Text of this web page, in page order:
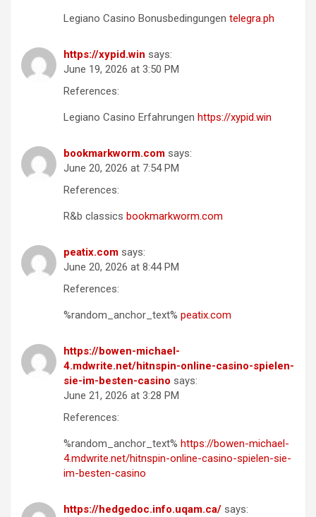
Legiano Casino Bonusbedingungen telegra.ph
https://xypid.win says:
June 19, 2026 at 3:50 PM
References:
Legiano Casino Erfahrungen https://xypid.win
bookmarkworm.com says:
June 20, 2026 at 7:54 PM
References:
R&b classics bookmarkworm.com
peatix.com says:
June 20, 2026 at 8:44 PM
References:
%random_anchor_text% peatix.com
https://bowen-michael-
4.mdwrite.net/hitnspin-online-casino-spielen-
sie-im-besten-casino says:
June 21, 2026 at 3:28 PM
References:
%random_anchor_text% https://bowen-michael-
4.mdwrite.net/hitnspin-online-casino-spielen-sie-
im-besten-casino
https://hedgedoc.info.uqam.ca/ says: